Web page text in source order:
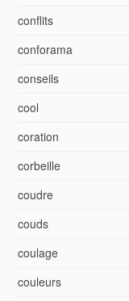
conflits
conforama
conseils
cool
coration
corbeille
coudre
couds
coulage
couleurs